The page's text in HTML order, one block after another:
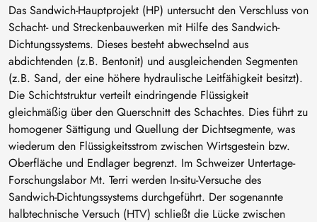
Das Sandwich-Hauptprojekt (HP) untersucht den Verschluss von
Schacht- und Streckenbauwerken mit Hilfe des Sandwich-
Dichtungssystems. Dieses besteht abwechselnd aus
abdichtenden (z.B. Bentonit) und ausgleichenden Segmenten
(z.B. Sand, der eine höhere hydraulische Leitfähigkeit besitzt).
Die Schichtstruktur verteilt eindringende Flüssigkeit
gleichmäßig über den Querschnitt des Schachtes. Dies führt zu
homogener Sättigung und Quellung der Dichtsegmente, was
wiederum den Flüssigkeitsstrom zwischen Wirtsgestein bzw.
Oberfläche und Endlager begrenzt. Im Schweizer Untertage-
Forschungslabor Mt. Terri werden In-situ-Versuche des
Sandwich-Dichtungssystems durchgeführt. Der sogenannte
halbtechnische Versuch (HTV) schließt die Lücke zwischen